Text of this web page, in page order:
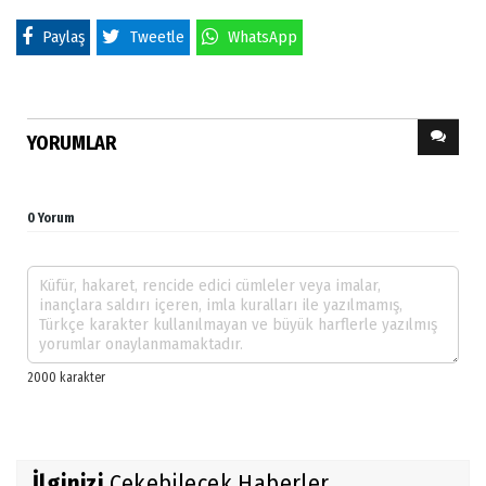
Paylaş Tweetle WhatsApp
YORUMLAR
0 Yorum